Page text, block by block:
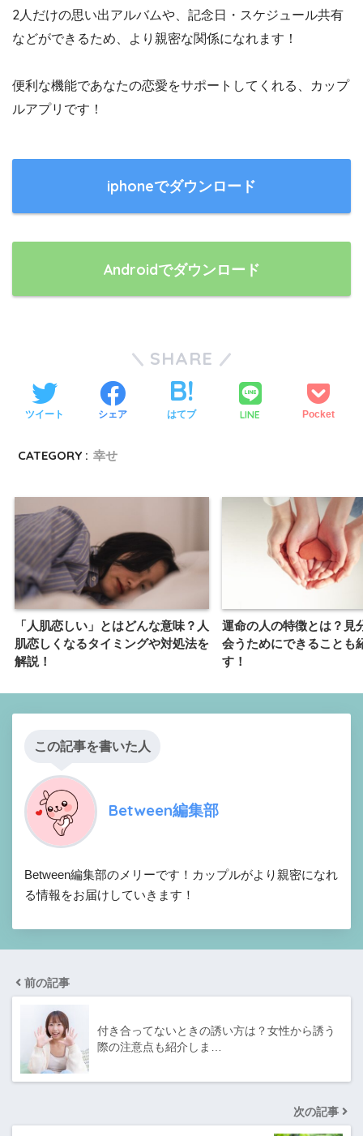
2人だけの思い出アルバムや、記念日・スケジュール共有
などができるため、より親密な関係になれます！
便利な機能であなたの恋愛をサポートしてくれる、カップ
ルアプリです！
iphoneでダウンロード
Androidでダウンロード
SHARE
ツイート シェア はてブ LINE Pocket
CATEGORY : 幸せ
「人肌恋しい」とはどんな意味？人
肌恋しくなるタイミングや対処法を
解説！
運命の人の特徴とは？見
会うためにできることも
す！
この記事を書いた人
Between編集部
Between編集部のメリーです！カップルがより親密になれ
る情報をお届けしていきます！
前の記事
付き合ってないときの誘い方は？女性から誘う
際の注意点も紹介しま…
次の記事